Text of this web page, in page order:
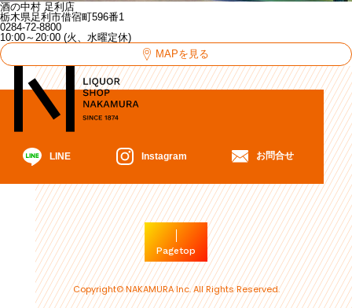
酒の中村 足利店
栃木県足利市借宿町596番1
0284-72-8800
10:00～20:00 (火、水曜定休)
MAPを見る
LINE Instagram お問合せ
Pagetop
Copyright© NAKAMURA Inc. All Rights Reserved.